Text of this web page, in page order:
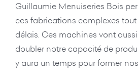
Guillaumie Menuiseries Bois
ces fabrications complexes
délais. Ces machines vont
doubler notre capacité de
y aura un temps pour former